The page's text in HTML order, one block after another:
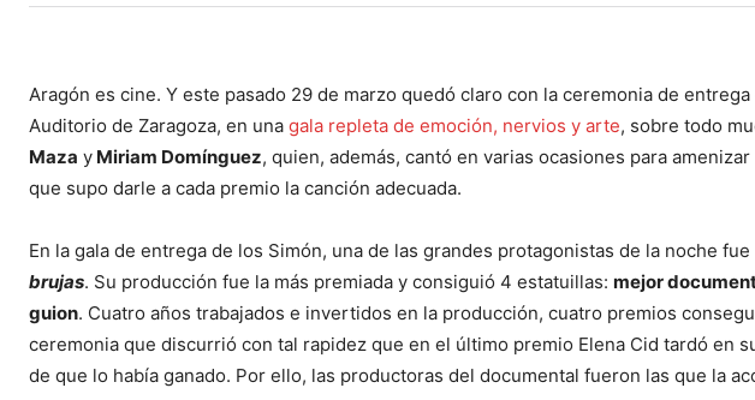
Aragón es cine. Y este pasado 29 de marzo quedó claro con la ceremonia de
Auditorio de Zaragoza, en una gala repleta de emoción, nervios y arte, sobre todo
Maza y Miriam Domínguez, quien, además, cantó en varias ocasiones para
que supo darle a cada premio la canción adecuada.
En la gala de entrega de los Simón, una de las grandes protagonistas de la noche fue
brujas. Su producción fue la más premiada y consiguió 4 estatuillas: mejor
guion. Cuatro años trabajados e invertidos en la producción, cuatro premios
ceremonia que discurrió con tal rapidez que en el último premio Elena Cid tardó en
de que lo había ganado. Por ello, las productoras del documental fueron las que la